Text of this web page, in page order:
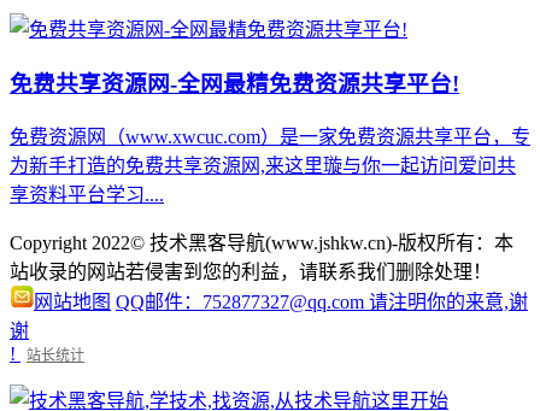
免费共享资源网-全网最精免费资源共享平台!
免费资源网（www.xwcuc.com）是一家免费资源共享平台，专
为新手打造的免费共享资源网,来这里璇与你一起访问爱问共
享资料平台学习....
Copyright 2022© 技术黑客导航(www.jshkw.cn)-版权所有：本
站收录的网站若侵害到您的利益，请联系我们删除处理！
网站地图 QQ邮件：752877327@qq.com 请注明你的来意,谢
谢
!
站长统计